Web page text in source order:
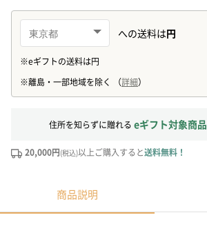
住所を知らずに贈れる eギフト対象商品
20,000円(税込)以上ご購入すると送料無料！
商品説明